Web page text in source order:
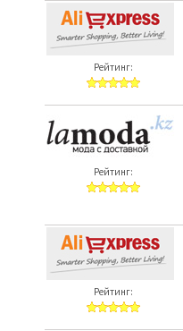
Рейтинг:
Рейтинг:
Рейтинг: